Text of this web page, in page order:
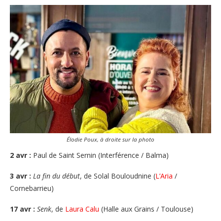
Élodie Poux, à droite sur la photo
2 avr : Paul de Saint Sernin (Interférence / Balma)
3 avr : La fin du début, de Solal Bouloudnine (L’Aria /
Cornebarrieu)
17 avr : Senk, de Laura Calu (Halle aux Grains / Toulouse)